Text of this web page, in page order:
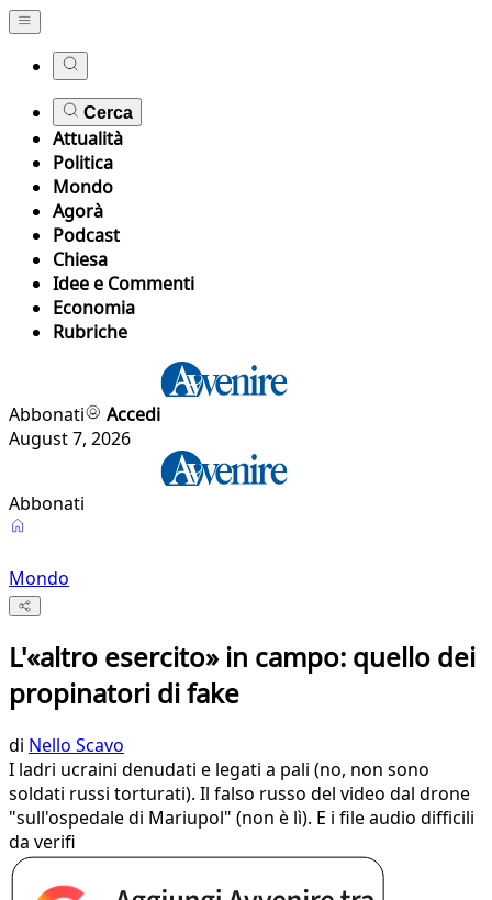
Cerca
Attualità
Politica
Mondo
Agorà
Podcast
Chiesa
Idee e Commenti
Economia
Rubriche
Abbonati
Accedi
August 7, 2026
Abbonati
Mondo
L'«altro esercito» in campo: quello dei
propinatori di fake
di Nello Scavo
I ladri ucraini denudati e legati a pali (no, non sono
soldati russi torturati). Il falso russo del video dal drone
"sull'ospedale di Mariupol" (non è lì). E i file audio difficili
da verifi